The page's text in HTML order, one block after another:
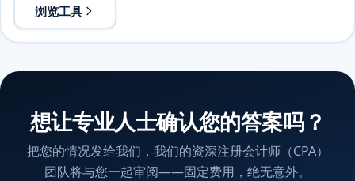
浏览工具
想让专业人士确认您的答案吗？
把您的情况发给我们，我们的资深注册会计师（CPA）
团队将与您一起审阅——固定费用，绝无意外。